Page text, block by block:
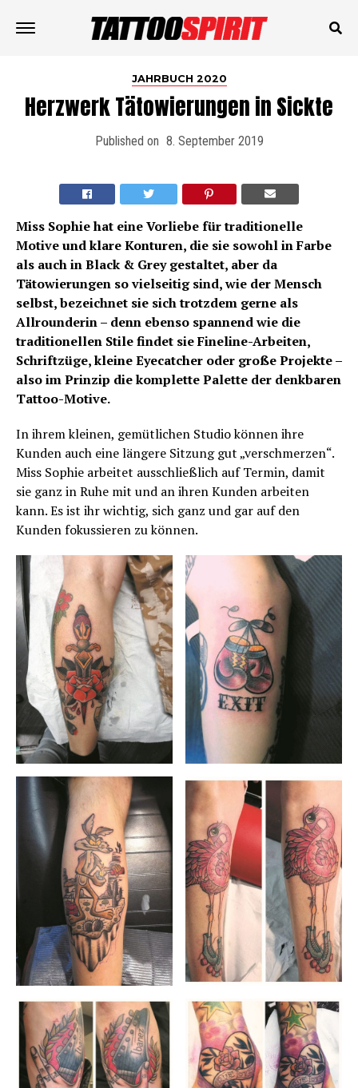
JAHRBUCH 2020
Herzwerk Tätowierungen in Sickte
Published on 8. September 2019
Miss Sophie hat eine Vorliebe für traditionelle
Motive und klare Konturen, die sie sowohl in Farbe
als auch in Black & Grey gestaltet, aber da
Tätowierungen so vielseitig sind, wie der Mensch
selbst, bezeichnet sie sich trotzdem gerne als
Allrounderin – denn ebenso spannend wie die
traditionellen Stile findet sie Fineline-Arbeiten,
Schriftzüge, kleine Eyecatcher oder große Projekte –
also im Prinzip die komplette Palette der denkbaren
Tattoo-Motive.
In ihrem kleinen, gemütlichen Studio können ihre
Kunden auch eine längere Sitzung gut „verschmerzen“.
Miss Sophie arbeitet ausschließlich auf Termin, damit
sie ganz in Ruhe mit und an ihren Kunden arbeiten
kann. Es ist ihr wichtig, sich ganz und gar auf den
Kunden fokussieren zu können.